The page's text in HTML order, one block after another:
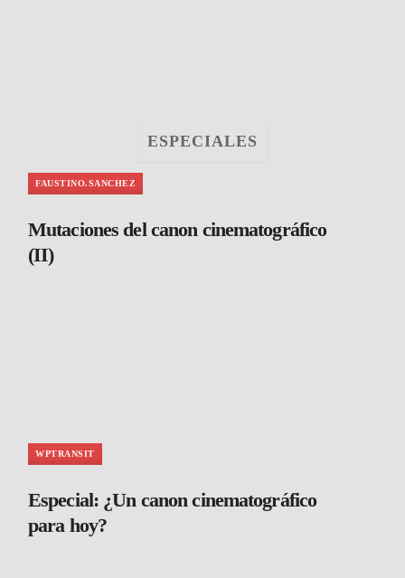
ESPECIALES
FAUSTINO.SANCHEZ
Mutaciones del canon cinematográfico
(II)
WPTRANSIT
Especial: ¿Un canon cinematográfico
para hoy?